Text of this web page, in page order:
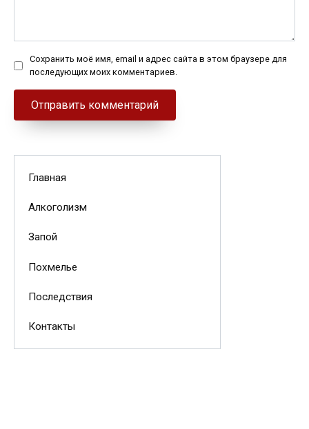
Сохранить моё имя, email и адрес сайта в этом браузере для
последующих моих комментариев.
Главная
Алкоголизм
Запой
Похмелье
Последствия
Контакты